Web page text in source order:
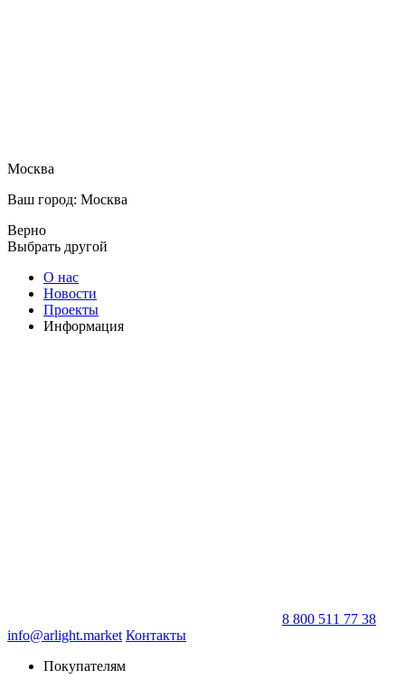
Москва
Ваш город: Москва
Верно
Выбрать другой
О нас
Новости
Проекты
Информация
8 800 511 77 38
info@arlight.market Контакты
Покупателям